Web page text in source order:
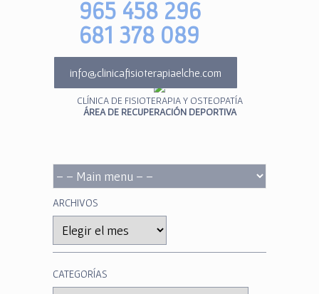
965 458 296
681 378 089
info@clinicafisioterapiaelche.com
CLÍNICA DE FISIOTERAPIA Y OSTEOPATÍA
ÁREA DE RECUPERACIÓN DEPORTIVA
ARCHIVOS
CATEGORÍAS